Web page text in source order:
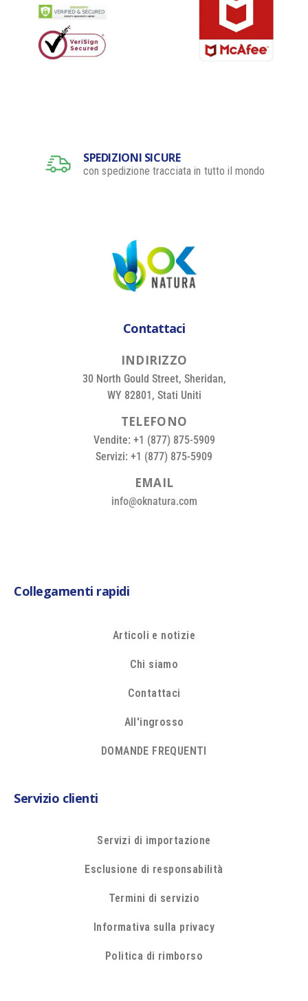
SPEDIZIONI SICURE
con spedizione tracciata in tutto il mondo
Contattaci
INDIRIZZO
30 North Gould Street, Sheridan,
WY 82801, Stati Uniti
TELEFONO
Vendite: +1 (877) 875-5909
Servizi: +1 (877) 875-5909
EMAIL
info@oknatura.com
Collegamenti rapidi
Articoli e notizie
Chi siamo
Contattaci
All'ingrosso
DOMANDE FREQUENTI
Servizio clienti
Servizi di importazione
Esclusione di responsabilità
Termini di servizio
Informativa sulla privacy
Politica di rimborso